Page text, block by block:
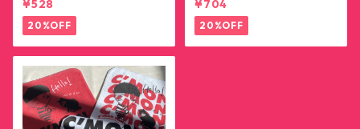
¥528
20%OFF
¥704
20%OFF